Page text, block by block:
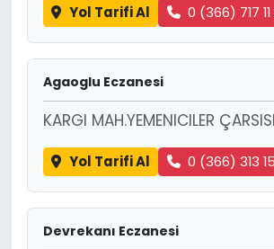
Yol Tarifi Al 0 (366) 717
Agaoglu Eczanesi
KARGI MAH.YEMENICILER
Yol Tarifi Al 0 (366) 313
Devrekanı Eczanesi